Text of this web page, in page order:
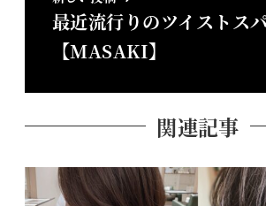
最近流行りのツイストス
【MASAKI】
関連記事